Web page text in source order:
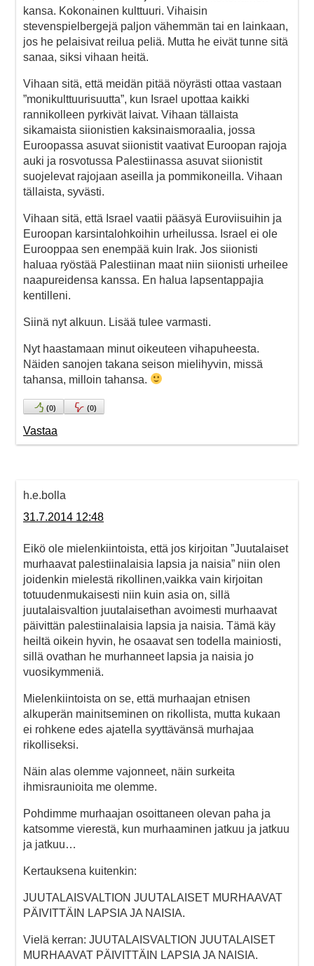
kansa. Kokonainen kulttuuri. Vihaisin
stevenspielbergejä paljon vähemmän tai en lainkaan,
jos he pelaisivat reilua peliä. Mutta he eivät tunne sitä
sanaa, siksi vihaan heitä.
Vihaan sitä, että meidän pitää nöyrästi ottaa vastaan
”monikulttuurisuutta”, kun Israel upottaa kaikki
rannikolleen pyrkivät laivat. Vihaan tällaista
sikamaista siionistien kaksinaismoraalia, jossa
Euroopassa asuvat siionistit vaativat Euroopan rajoja
auki ja rosvotussa Palestiinassa asuvat siionistit
suojelevat rajojaan aseilla ja pommikoneilla. Vihaan
tällaista, syvästi.
Vihaan sitä, että Israel vaatii pääsyä Euroviisuihin ja
Euroopan karsintalohkoihin urheilussa. Israel ei ole
Eurooppaa sen enempää kuin Irak. Jos siionisti
haluaa ryöstää Palestiinan maat niin siionisti urheilee
naapureidensa kanssa. En halua lapsentappajia
kentilleni.
Siinä nyt alkuun. Lisää tulee varmasti.
Nyt haastamaan minut oikeuteen vihapuheesta.
Näiden sanojen takana seison mielihyvin, missä
tahansa, milloin tahansa.
(0) (0)
Vastaa
h.e.bolla
31.7.2014 12:48
Eikö ole mielenkiintoista, että jos kirjoitan ”Juutalaiset
murhaavat palestiinalaisia lapsia ja naisia” niin olen
joidenkin mielestä rikollinen,vaikka vain kirjoitan
totuudenmukaisesti niin kuin asia on, sillä
juutalaisvaltion juutalaisethan avoimesti murhaavat
päivittän palestiinalaisia lapsia ja naisia. Tämä käy
heiltä oikein hyvin, he osaavat sen todella mainiosti,
sillä ovathan he murhanneet lapsia ja naisia jo
vuosikymmeniä.
Mielenkiintoista on se, että murhaajan etnisen
alkuperän mainitseminen on rikollista, mutta kukaan
ei rohkene edes ajatella syyttävänsä murhajaa
rikolliseksi.
Näin alas olemme vajonneet, näin surkeita
ihmisraunioita me olemme.
Pohdimme murhaajan osoittaneen olevan paha ja
katsomme vierestä, kun murhaaminen jatkuu ja jatkuu
ja jatkuu…
Kertauksena kuitenkin:
JUUTALAISVALTION JUUTALAISET MURHAAVAT
PÄIVITTÄIN LAPSIA JA NAISIA.
Vielä kerran: JUUTALAISVALTION JUUTALAISET
MURHAAVAT PÄIVITTÄIN LAPSIA JA NAISIA.